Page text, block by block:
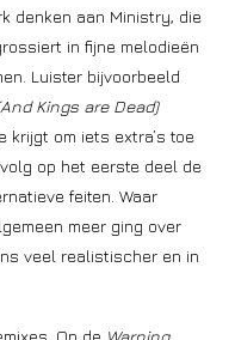
denken aan Ministry, die
in fijne melodieën
Luister bijvoorbeeld
Kings are Dead)
krijgt om iets extra’s toe
op het eerste deel de
feiten. Waar
meer ging over
veel realistischer en in
Op de Warning